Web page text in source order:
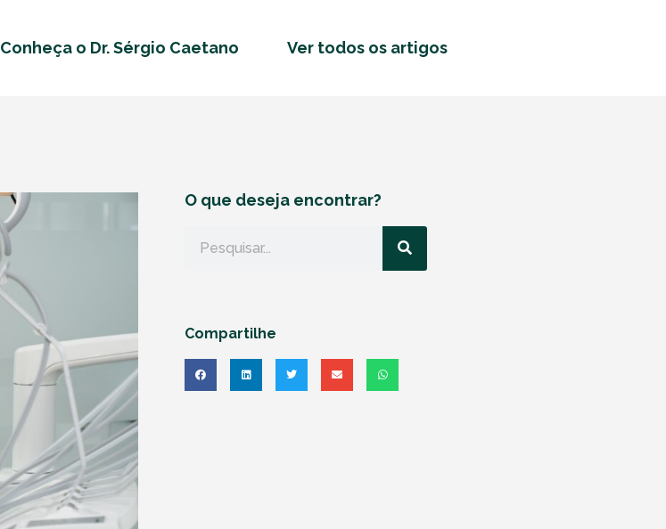
Conheça o Dr. Sérgio Caetano Ver todos os artigos
O que deseja encontrar?
Compartilhe